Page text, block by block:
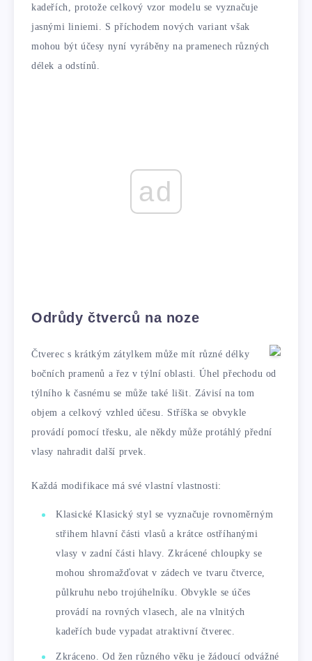
kadeřích, protože celkový vzor modelu se vyznačuje
jasnými liniemi. S příchodem nových variant však
mohou být účesy nyní vyráběny na pramenech různých
délek a odstínů.
ad
Odrůdy čtverců na noze
Čtverec s krátkým zátylkem může mít různé délky
bočních pramenů a řez v týlní oblasti. Úhel přechodu od
týlního k časnému se může také lišit. Závisí na tom
objem a celkový vzhled účesu. Stříška se obvykle
provádí pomocí třesku, ale někdy může protáhlý přední
vlasy nahradit další prvek.
Každá modifikace má své vlastní vlastnosti:
Klasické Klasický styl se vyznačuje rovnoměrným
střihem hlavní části vlasů a krátce ostříhanými
vlasy v zadní části hlavy. Zkrácené chloupky se
mohou shromažďovat v zádech ve tvaru čtverce,
půlkruhu nebo trojúhelníku. Obvykle se účes
provádí na rovných vlasech, ale na vlnitých
kadeřích bude vypadat atraktivní čtverec.
Zkráceno. Od žen různého věku je žádoucí odvážné